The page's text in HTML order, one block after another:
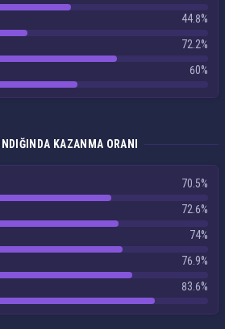
44.8%
72.2%
60%
KAZANMA ORANI
70.5%
72.6%
74%
76.9%
83.6%